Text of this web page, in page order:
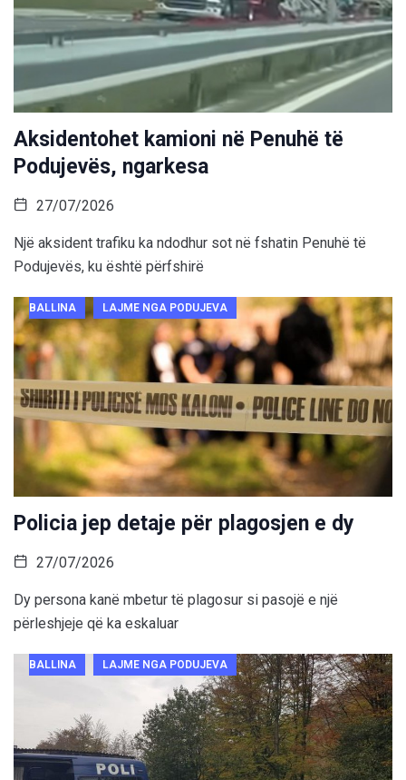
Aksidentohet kamioni në Penuhë të
Podujevës, ngarkesa
27/07/2026
Një aksident trafiku ka ndodhur sot në fshatin Penuhë të
Podujevës, ku është përfshirë
BALLINA LAJME NGA PODUJEVA
Policia jep detaje për plagosjen e dy
27/07/2026
Dy persona kanë mbetur të plagosur si pasojë e një
përleshjeje që ka eskaluar
BALLINA LAJME NGA PODUJEVA